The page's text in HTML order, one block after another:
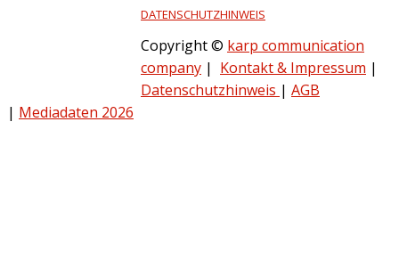
DATENSCHUTZHINWEIS
Copyright © karp communication
company | Kontakt & Impressum |
Datenschutzhinweis | AGB
| Mediadaten 2026